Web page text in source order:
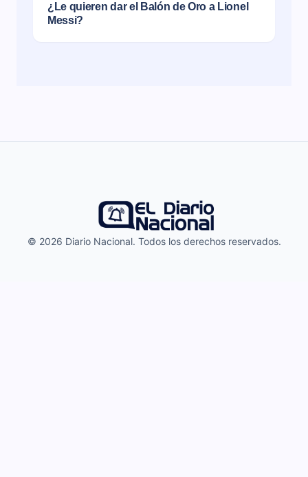
¿Le quieren dar el Balón de Oro a Lionel
Messi?
© 2026 Diario Nacional. Todos los derechos reservados.